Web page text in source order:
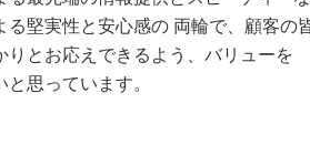
る堅実性と安心感の 両輪で、顧客の
りとお応えできるよう、バリューを
思っています。